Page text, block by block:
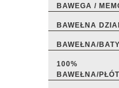
BAWEGA /
BAWEŁNA
BAWEŁNA/
100%
BAWEŁNA/